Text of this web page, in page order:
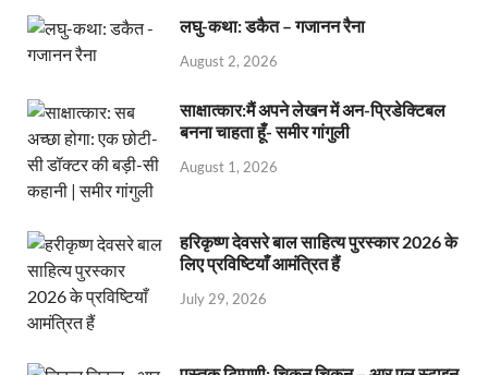
लघु-कथा: डकैत – गजानन रैना
August 2, 2026
साक्षात्कार:मैं अपने लेखन में अन-प्रिडेक्टिबल
बनना चाहता हूँ- समीर गांगुली
August 1, 2026
हरिकृष्ण देवसरे बाल साहित्य पुरस्कार 2026 के
लिए प्रविष्टियाँ आमंत्रित हैं
July 29, 2026